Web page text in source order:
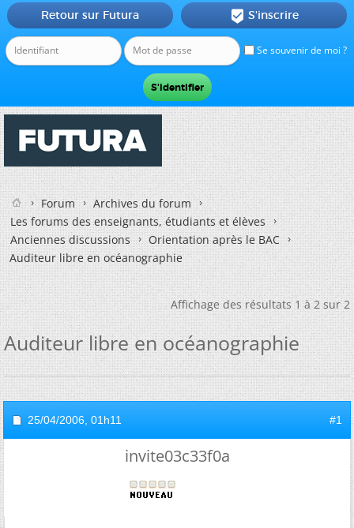
Se souvenir de moi ?
Retour sur Futura  S'inscrire
Forum
Archives du forum
Les forums des enseignants, étudiants et élèves
Anciennes discussions
Orientation après le BAC
Auditeur libre en océanographie
Affichage des résultats 1 à 2 sur 2
Auditeur libre en océanographie
25/04/2006, 01h11 #1
invite03c33f0a